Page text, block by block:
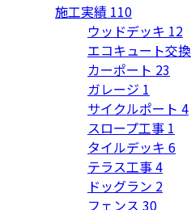
施工実績 110
ウッドデッキ 12
エコキュート交換
カーポート 23
ガレージ 1
サイクルポート 4
スロープ工事 1
タイルデッキ 6
テラス工事4
ドッグラン 2
フェンス 30